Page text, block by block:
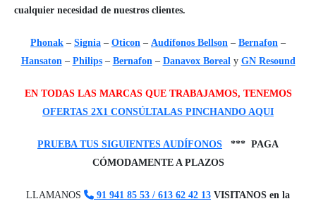
cualquier necesidad de nuestros clientes.
Phonak – Signia – Oticon – Audífonos Bellson – Bernafon –
Hansaton– Philips– Bernafon– Danavox Borealy GN Resound
EN TODAS LAS MARCAS QUE TRABAJAMOS, TENEMOS
OFERTAS 2X1 CONSÚLTALAS PINCHANDO AQUI
PRUEBA TUS SIGUIENTES AUDÍFONOS *** PAGA
CÓMODAMENTE A PLAZOS
LLAMANOS 91 941 85 53 / 613 62 42 13 VISITANOS en la